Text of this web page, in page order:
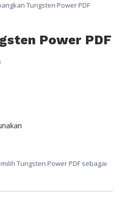
Tungsten Power PDF
Power PDF
Tungsten Power PDF sebagai